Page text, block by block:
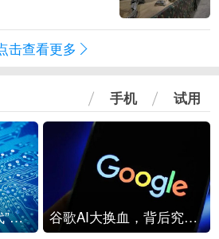
击查看更多
手机 试用
美国也要搞“国产替代”？先算清三笔账 谷歌AI大换血，背后究竟发生了什么？